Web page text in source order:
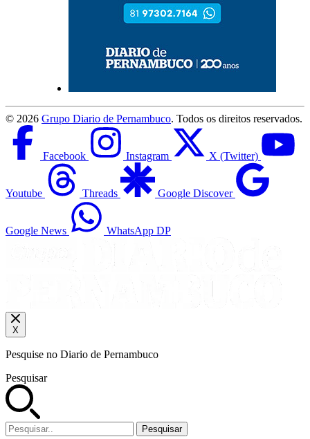
© 2026 Grupo Diario de Pernambuco. Todos os direitos reservados.
Facebook Instagram X (Twitter)
Youtube Threads Google Discover
Google News WhatsApp DP
X
Pesquise no Diario de Pernambuco
Pesquisar
Pesquisar